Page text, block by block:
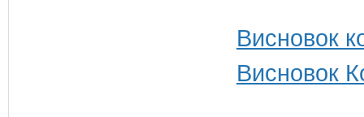
Висновок
Висновок